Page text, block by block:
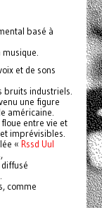
basé à
et de sons
bruits industriels.
une figure
américaine.
entre vie et
imprévisibles.
« Rssd Uul
comme